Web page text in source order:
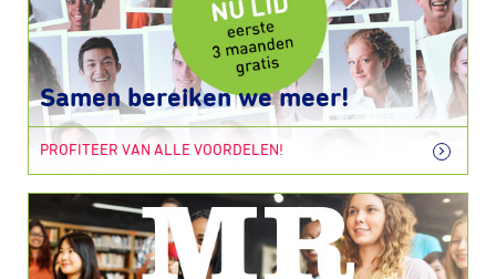
Samen bereiken we meer!
PROFITEER VAN ALLE VOORDELEN!